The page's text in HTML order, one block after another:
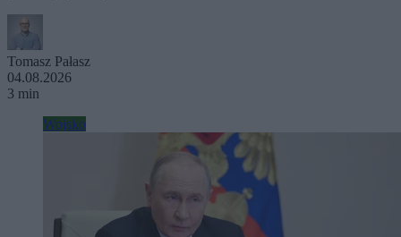
Tomasz Pałasz
04.08.2026
3 min
Wojsko